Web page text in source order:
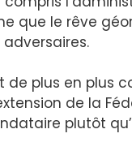
que le rêve
de plus en plus
de la
plutôt